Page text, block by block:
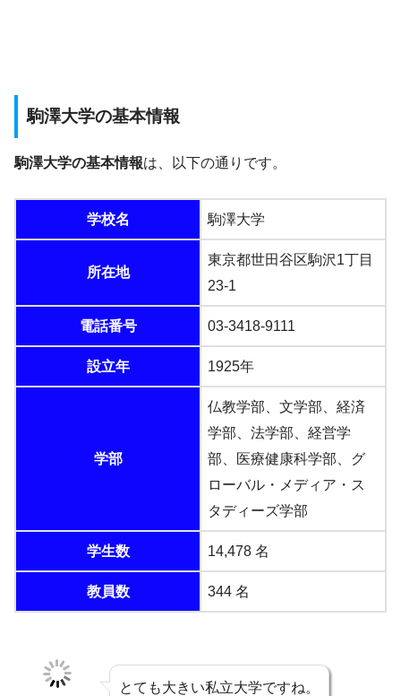
駒澤大学の基本情報
駒澤大学の基本情報は、以下の通りです。
学校名 駒澤大学
所在地
東京都世田谷区駒沢1丁目
23-1
電話番号 03-3418-9111
設立年 1925年
学部
仏教学部、文学部、経済
学部、法学部、経営学
部、医療健康科学部、グ
ローバル・メディア・ス
タディーズ学部
学生数 14,478 名
教員数 344 名
とても大きい私立大学ですね。